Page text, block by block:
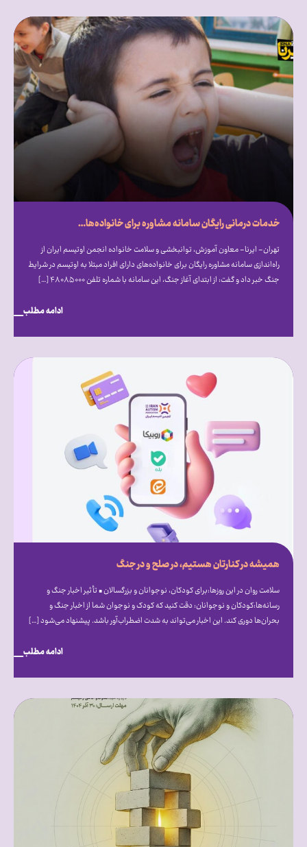
خدمات درمانی رایگان سامانه مشاوره برای خانواده‌های اوتیسمی در شرایط جنگ
تهران- ایرنا- معاون آموزش، توانبخشی و سلامت خانواده انجمن اوتیسم ایران از
راه‌اندازی سامانه مشاوره رایگان برای خانواده‌های دارای افراد مبتلا به اوتیسم در شرایط
جنگ خبر داد و گفت: از ابتدای آغاز جنگ، این سامانه با شماره تلفن ۴۸۰۸۵۰۰۰ […]
ادامه مطلب
همیشه در کنارتان هستیم، در صلح و در جنگ
سلامت روان در این روزها:برای کودکان، نوجوانان و بزرگسالان • تأثیر اخبار جنگ و
رسانه‌ها:کودکان و نوجوانان: دقت کنید که کودک و نوجوان شما از اخبار جنگ و
بحران‌ها دوری کند. این اخبار می‌تواند به شدت اضطراب‌آور باشد. پیشنهاد می‌شود […]
ادامه مطلب